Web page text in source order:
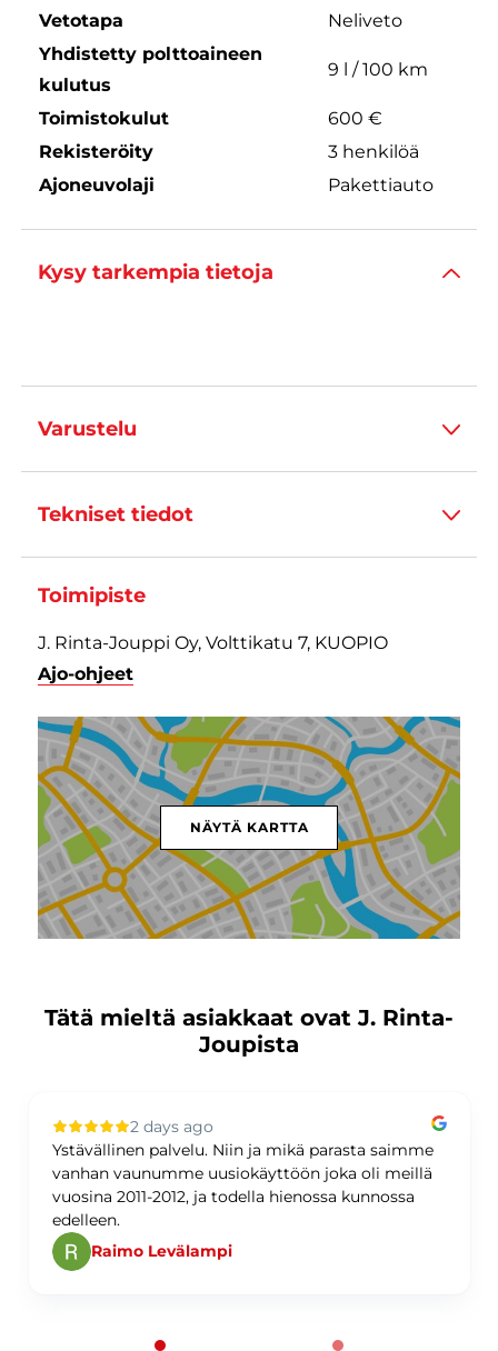
Vetotapa
Neliveto
Yhdistetty polttoaineen
kulutus
9 l / 100 km
Toimistokulut
600 €
Rekisteröity
3 henkilöä
Ajoneuvolaji
Pakettiauto
Kysy tarkempia tietoja
Varustelu
Tekniset tiedot
Toimipiste
J. Rinta-Jouppi Oy, Volttikatu 7, KUOPIO
Ajo-ohjeet
NÄYTÄ KARTTA
Tätä mieltä asiakkaat ovat J. Rinta-
Joupista
2 days ago
Ystävällinen palvelu. Niin ja mikä parasta saimme
vanhan vaunumme uusiokäyttöön joka oli meillä
vuosina 2011-2012, ja todella hienossa kunnossa
edelleen.
Raimo Levälampi